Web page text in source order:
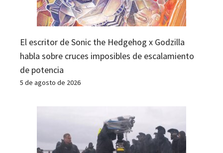
El escritor de Sonic the Hedgehog x Godzilla
habla sobre cruces imposibles de escalamiento
de potencia
5 de agosto de 2026